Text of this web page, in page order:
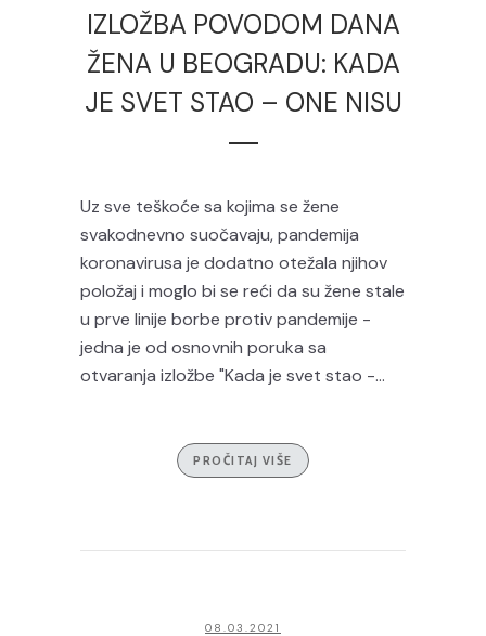
IZLOŽBA POVODOM DANA
ŽENA U BEOGRADU: KADA
JE SVET STAO – ONE NISU
Uz sve teškoće sa kojima se žene
svakodnevno suočavaju, pandemija
koronavirusa je dodatno otežala njihov
položaj i moglo bi se reći da su žene stale
u prve linije borbe protiv pandemije -
jedna je od osnovnih poruka sa
otvaranja izložbe "Kada je svet stao -...
PROČITAJ VIŠE
08.03.2021